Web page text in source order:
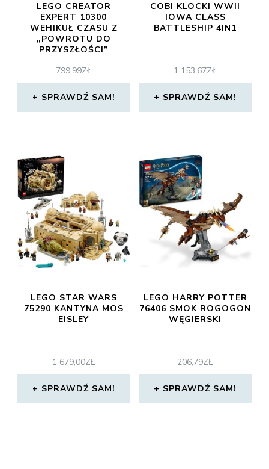
LEGO CREATOR
EXPERT 10300
WEHIKUŁ CZASU Z
„POWROTU DO
PRZYSZŁOŚCI”
799,99ZŁ
SPRAWDŹ SAM!
COBI KLOCKI WWII
IOWA CLASS
BATTLESHIP 4IN1
1 153,67ZŁ
SPRAWDŹ SAM!
LEGO STAR WARS
75290 KANTYNA MOS
EISLEY
1 679,00ZŁ
SPRAWDŹ SAM!
LEGO HARRY POTTER
76406 SMOK ROGOGON
WĘGIERSKI
206,79ZŁ
SPRAWDŹ SAM!